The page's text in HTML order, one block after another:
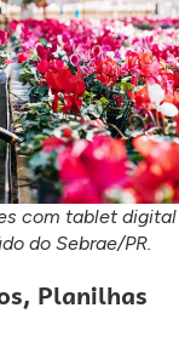
com tablet digital
do Sebrae/PR.
Planilhas